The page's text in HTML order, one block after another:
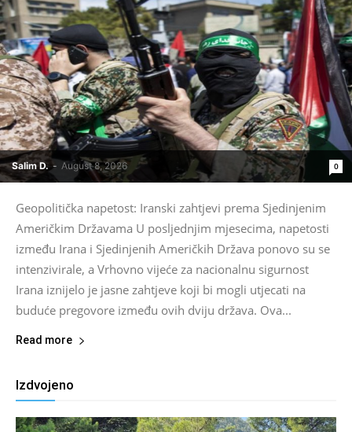
Salim D. - August 8, 2026 0
Geopolitička napetost: Iranski zahtjevi prema Sjedinjenim
Američkim Državama U posljednjim mjesecima, napetosti
između Irana i Sjedinjenih Američkih Država ponovo su se
intenzivirale, a Vrhovno vijeće za nacionalnu sigurnost
Irana iznijelo je jasne zahtjeve koji bi mogli utjecati na
buduće pregovore između ovih dviju država. Ova...
Read more
Izdvojeno